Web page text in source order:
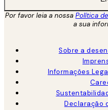
Por favor leia a nossa Política
a sua
Sobre a
Informações
Declaração